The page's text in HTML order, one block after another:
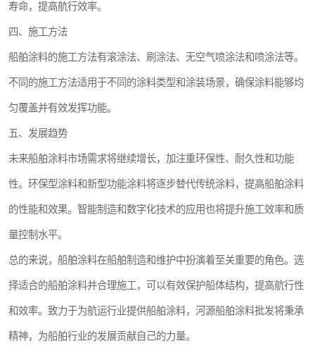
寿命，提高航行效率。
四、施工方法
船舶涂料的施工方法有滚涂法、刷涂法、无空气喷涂法和喷涂法等。
不同的施工方法适用于不同的涂料类型和涂装场景，确保涂料能够均
匀覆盖并有效发挥功能。
五、发展趋势
未来船舶涂料市场需求将继续增长，加注重环保性、耐久性和功能
性。环保型涂料和新型功能涂料将逐步替代传统涂料，提高船舶涂料
的性能和效果。智能制造和数字化技术的应用也将提升施工效率和质
量控制水平。
总的来说，船舶涂料在船舶制造和维护中扮演着至关重要的角色。选
择适合的船舶涂料并合理施工，可以有效保护船体结构，提高航行性
和效率。致力于为航运行业提供船舶涂料，河源船舶涂料批发将秉承
精神，为船舶行业的发展贡献自己的力量。